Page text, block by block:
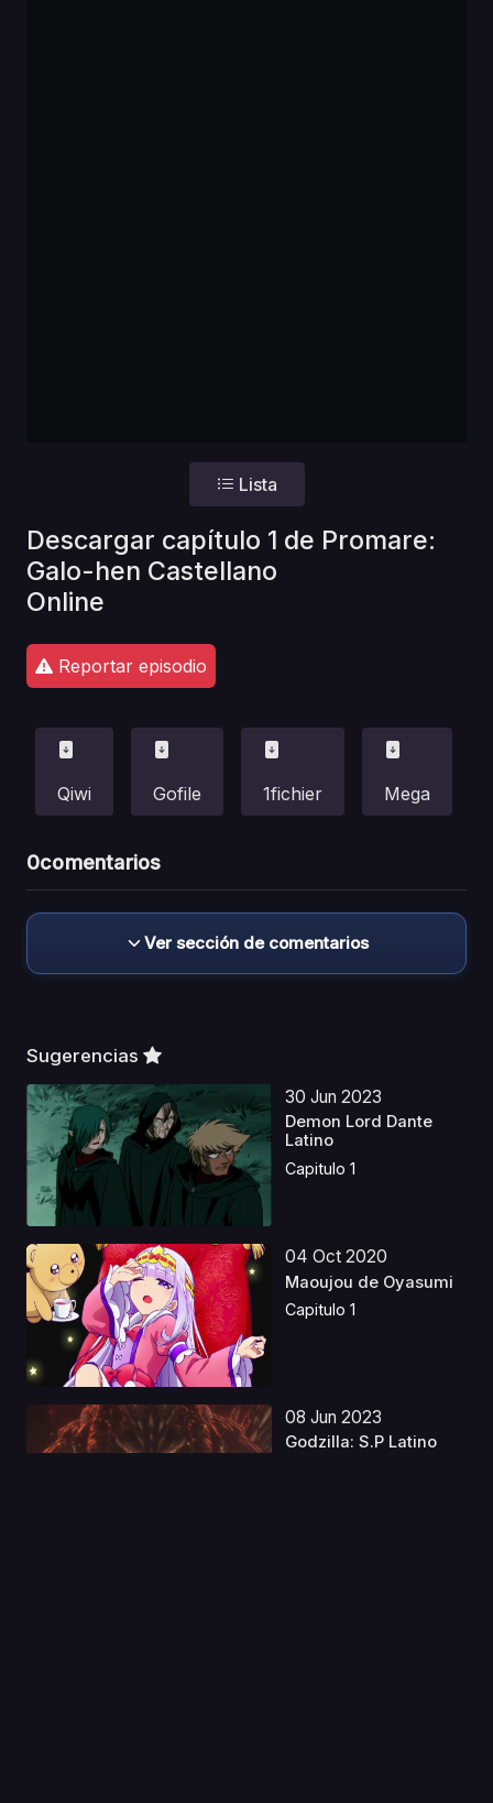
Lista
Descargar capítulo 1 de Promare:
Galo-hen Castellano
Online
Reportar episodio
Qiwi Gofile 1fichier Mega
0comentarios
Ver sección de comentarios
Sugerencias
30 Jun 2023
Demon Lord Dante
Latino
Capitulo 1
04 Oct 2020
Maoujou de Oyasumi
Capitulo 1
08 Jun 2023
Godzilla: S.P Latino